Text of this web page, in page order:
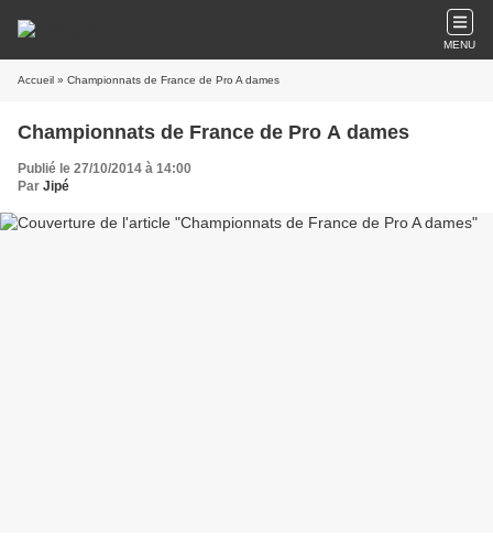
MENU
Accueil » Championnats de France de Pro A dames
Championnats de France de Pro A dames
Publié le 27/10/2014 à 14:00
Par Jipé